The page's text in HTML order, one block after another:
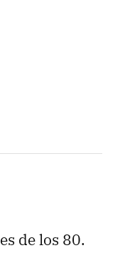
de los 80.